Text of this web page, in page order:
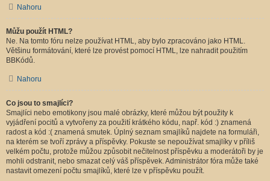
Nahoru
Můžu použít HTML?
Ne. Na tomto fóru nelze používat HTML, aby bylo zpracováno jako HTML.
Většinu formátování, které lze provést pomocí HTML, lze nahradit použitím
BBKódů.
Nahoru
Co jsou to smajlíci?
Smajlíci nebo emotikony jsou malé obrázky, které můžou být použity k
vyjádření pocitů a vytvořeny za použití krátkého kódu, např. kód :) znamená
radost a kód :( znamená smutek. Úplný seznam smajlíků najdete na formuláři,
na kterém se tvoří zprávy a příspěvky. Pokuste se nepoužívat smajlíky v příliš
velkém počtu, protože můžou způsobit nečitelnost příspěvku a moderátoři by je
mohli odstranit, nebo smazat celý váš příspěvek. Administrátor fóra může také
nastavit omezení počtu smajlíků, které lze v příspěvku použít.